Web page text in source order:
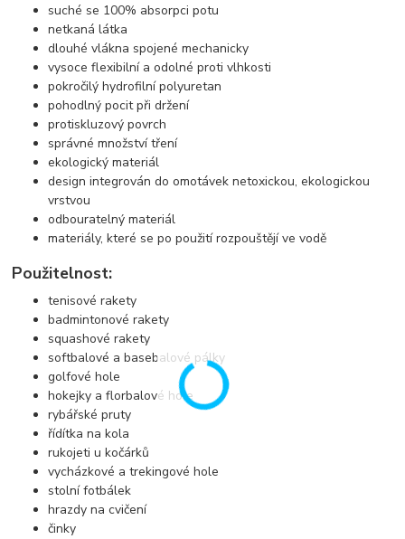
suché se 100% absorpci potu
netkaná látka
dlouhé vlákna spojené mechanicky
vysoce flexibilní a odolné proti vlhkosti
pokročilý hydrofilní polyuretan
pohodlný pocit při držení
protiskluzový povrch
správné množství tření
ekologický materiál
design integrován do omotávek netoxickou, ekologickou
vrstvou
odbouratelný materiál
materiály, které se po použití rozpouštějí ve vodě
Použitelnost:
tenisové rakety
badmintonové rakety
squashové rakety
softbalové a basebalové pálky
golfové hole
hokejky a florbalové hole
rybářské pruty
řídítka na kola
rukojeti u kočárků
vycházkové a trekingové hole
stolní fotbálek
hrazdy na cvičení
činky